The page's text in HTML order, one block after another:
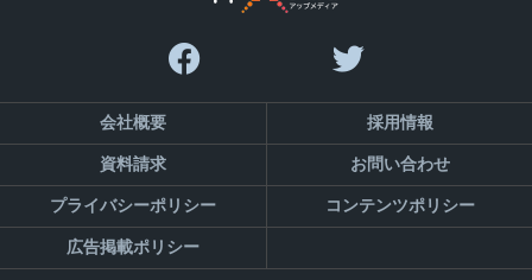
会社概要 採用情報
資料請求 お問い合わせ
プライバシーポリシー コンテンツポリシー
広告掲載ポリシー